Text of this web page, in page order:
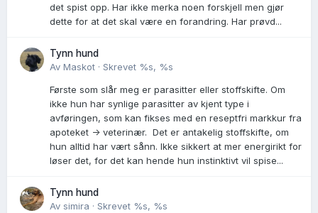
det spist opp. Har ikke merka noen forskjell men gjør
dette for at det skal være en forandring. Har prøvd...
Tynn hund
Av Maskot · Skrevet %s, %s
Første som slår meg er parasitter eller stoffskifte. Om
ikke hun har synlige parasitter av kjent type i
avføringen, som kan fikses med en reseptfri markkur fra
apoteket -> veterinær. Det er antakelig stoffskifte, om
hun alltid har vært sånn. Ikke sikkert at mer energirikt for
løser det, for det kan hende hun instinktivt vil spise...
Tynn hund
Av simira · Skrevet %s, %s